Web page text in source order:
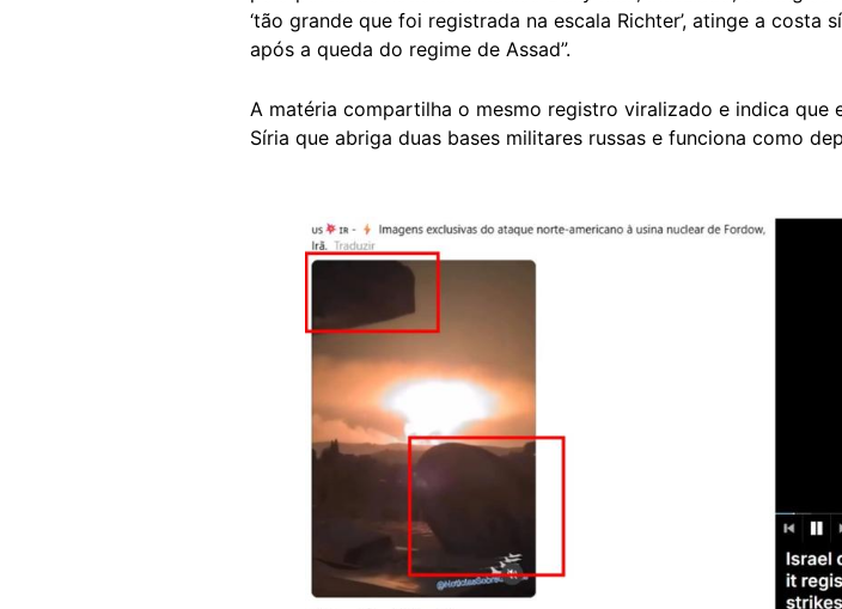
‘tão grande que foi registrada na escala Richter’, atinge a
após a queda do regime de Assad”.
A matéria compartilha o mesmo registro viralizado e indica que
Síria que abriga duas bases militares russas e funciona como